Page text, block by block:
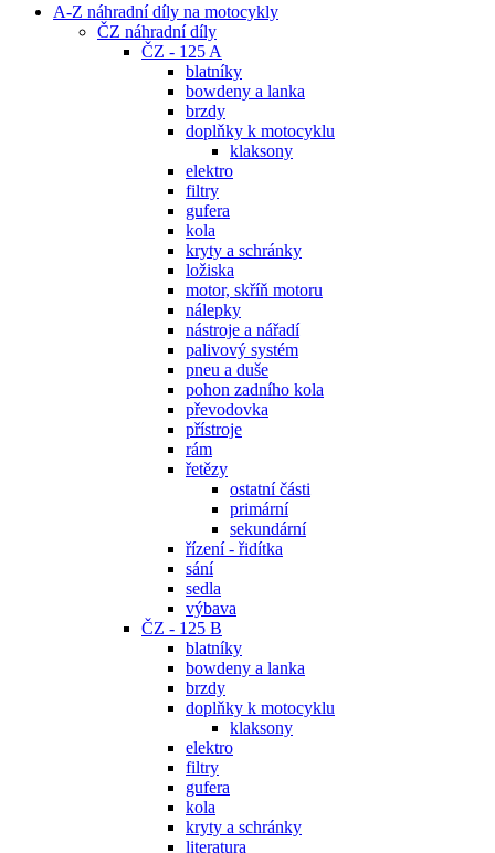
A-Z náhradní díly na motocykly
ČZ náhradní díly
ČZ - 125 A
blatníky
bowdeny a lanka
brzdy
doplňky k motocyklu
klaksony
elektro
filtry
gufera
kola
kryty a schránky
ložiska
motor, skříň motoru
nálepky
nástroje a nářadí
palivový systém
pneu a duše
pohon zadního kola
převodovka
přístroje
rám
řetězy
ostatní části
primární
sekundární
řízení - řidítka
sání
sedla
výbava
ČZ - 125 B
blatníky
bowdeny a lanka
brzdy
doplňky k motocyklu
klaksony
elektro
filtry
gufera
kola
kryty a schránky
literatura